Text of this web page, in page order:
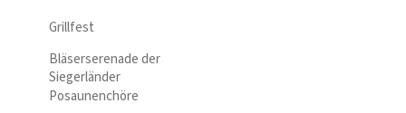
Grillfest
Bläserserenade der
Siegerländer
Posaunenchöre